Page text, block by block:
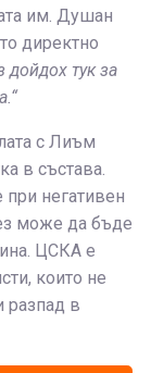
им. Душан
директно
дойдох тук за
с Лиъм
в състава.
негативен
може да бъде
ЦСКА е
които не
разпад в